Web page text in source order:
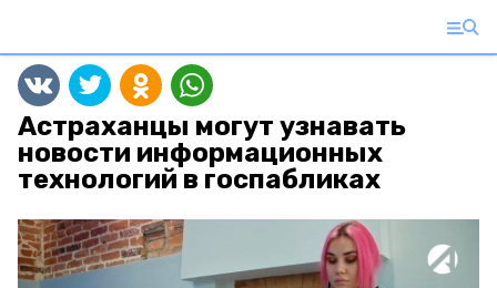
Астраханцы могут узнавать
новости информационных
технологий в госпабликах